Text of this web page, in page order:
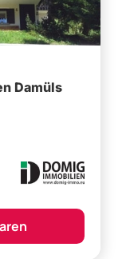
Damüls